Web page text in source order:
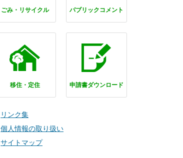
ごみ・リサイクル パブリックコメント
移住・定住 申請書ダウンロード
リンク集
個人情報の取り扱い
サイトマップ